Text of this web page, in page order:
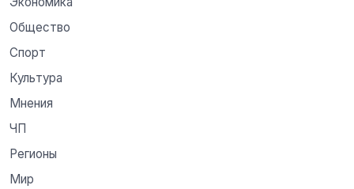
Общество
Спорт
Культура
Мнения
ЧП
Регионы
Мир